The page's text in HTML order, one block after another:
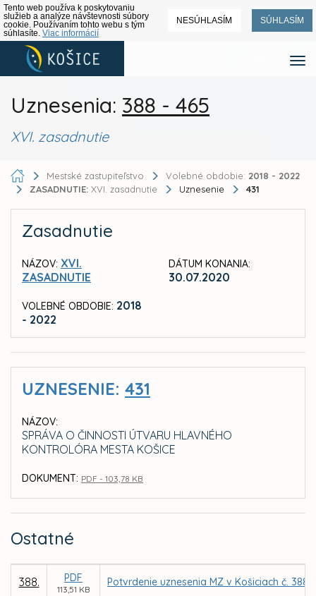
Tento web používa k poskytovaniu
služieb a analýze návštevnosti súbory
cookie. Používaním tohto webu s tým
súhlasíte. Viac informácií
NESÚHLASÍM SÚHLASÍM
Uznesenia: 388 - 465
XVI. zasadnutie
Mestské zastupiteľstvo Volebné obdobie: 2018 - 2022
ZASADNUTIE: XVI. zasadnutie Uznesenie 431
Zasadnutie
NÁZOV: XVI.
ZASADNUTIE
VOLEBNÉ OBDOBIE: 2018
- 2022
DÁTUM KONANIA:
30.07.2020
UZNESENIE: 431
NÁZOV:
SPRÁVA O ČINNOSTI ÚTVARU HLAVNÉHO
KONTROLÓRA MESTA KOŠICE
DOKUMENT: PDF - 103,78 KB
Ostatné
388. PDF
113,51 KB
Potvrdenie uznesenia MZ v Košiciach č.